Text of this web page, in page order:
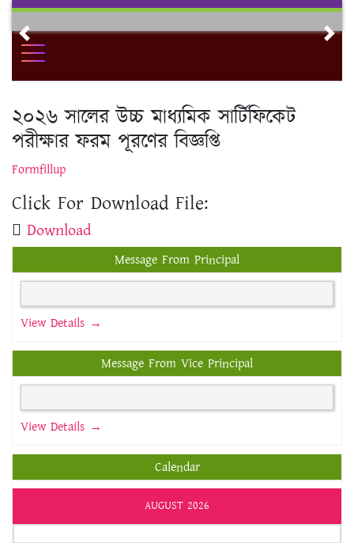
Skip
contentPrevious
২০২৬ সালের উচ্চ মাধ্যমিক সার্টিফিকেট
পরীক্ষার ফরম পূরণের বিজ্ঞপ্তি
Formfillup
Click For Download File:
Download
Message From Principal
View Details →
Message From Vice Principal
View Details →
Calendar
AUGUST 2026